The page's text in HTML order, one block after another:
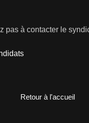
pas à contacter le
Retour à l'accueil